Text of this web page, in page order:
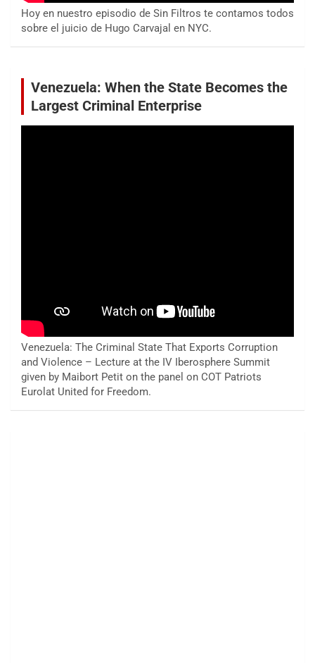
Hoy en nuestro episodio de Sin Filtros te contamos todos
sobre el juicio de Hugo Carvajal en NYC.
Venezuela: When the State Becomes the
Largest Criminal Enterprise
Venezuela: The Criminal State That Exports Corruption
and Violence – Lecture at the IV Iberosphere Summit
given by Maibort Petit on the panel on COT Patriots
Eurolat United for Freedom.